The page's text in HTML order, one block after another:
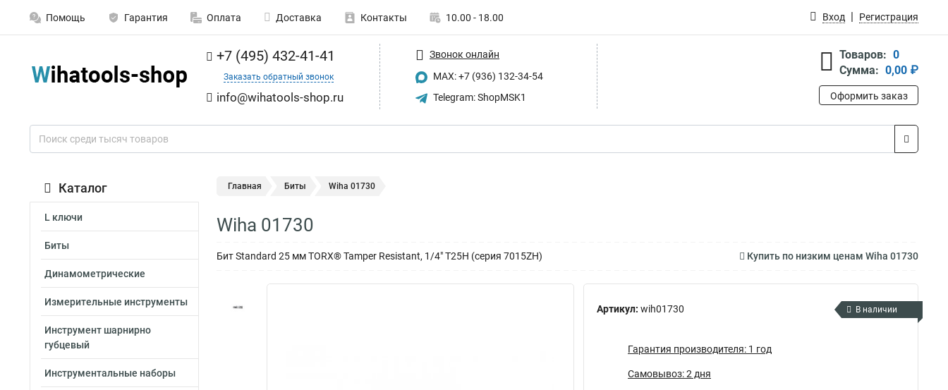
Помощь Гарантия Оплата Доставка Контакты 10.00 - 18.00 Вход Регистрация
+7 (495) 432-41-41
Заказать обратный звонок
info@wihatools-shop.ru
Звонок онлайн
MAX: +7 (936) 132-34-54
Telegram: ShopMSK1
Товаров: 0
Сумма: 0,00 ₽
Оформить заказ
Каталог
L ключи
Биты
Динамометрические
Измерительные инструменты
Инструмент шарнирно
губцевый
Инструментальные наборы
Главная Биты Wiha 01730
Wiha 01730
Бит Standard 25 мм TORX® Tamper Resistant, 1/4" T25H (серия 7015ZH) Купить по низким ценам Wiha 01730
Артикул: wih01730 В наличии
Гарантия производителя: 1 год
Самовывоз: 2 дня